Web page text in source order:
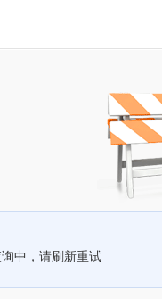
中，请刷新重试